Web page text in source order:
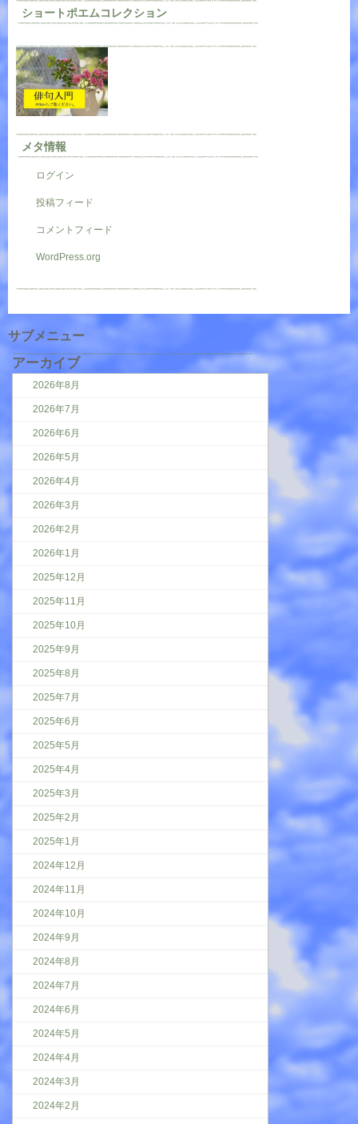
ショートポエムコレクション
メタ情報
ログイン
投稿フィード
コメントフィード
WordPress.org
サブメニュー
アーカイブ
2026年8月
2026年7月
2026年6月
2026年5月
2026年4月
2026年3月
2026年2月
2026年1月
2025年12月
2025年11月
2025年10月
2025年9月
2025年8月
2025年7月
2025年6月
2025年5月
2025年4月
2025年3月
2025年2月
2025年1月
2024年12月
2024年11月
2024年10月
2024年9月
2024年8月
2024年7月
2024年6月
2024年5月
2024年4月
2024年3月
2024年2月